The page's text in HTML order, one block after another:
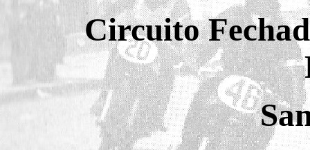
Circuito